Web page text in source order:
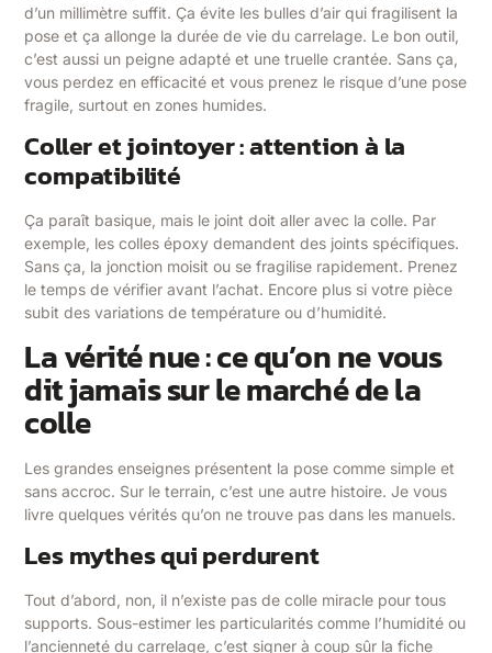
d’un millimètre suffit. Ça évite les bulles d’air qui fragilisent la
pose et ça allonge la durée de vie du carrelage. Le bon outil,
c’est aussi un peigne adapté et une truelle crantée. Sans ça,
vous perdez en efficacité et vous prenez le risque d’une pose
fragile, surtout en zones humides.
Coller et jointoyer : attention à la
compatibilité
Ça paraît basique, mais le joint doit aller avec la colle. Par
exemple, les colles époxy demandent des joints spécifiques.
Sans ça, la jonction moisit ou se fragilise rapidement. Prenez
le temps de vérifier avant l’achat. Encore plus si votre pièce
subit des variations de température ou d’humidité.
La vérité nue : ce qu’on ne vous
dit jamais sur le marché de la
colle
Les grandes enseignes présentent la pose comme simple et
sans accroc. Sur le terrain, c’est une autre histoire. Je vous
livre quelques vérités qu’on ne trouve pas dans les manuels.
Les mythes qui perdurent
Tout d’abord, non, il n’existe pas de colle miracle pour tous
supports. Sous-estimer les particularités comme l’humidité ou
l’ancienneté du carrelage, c’est signer à coup sûr la fiche